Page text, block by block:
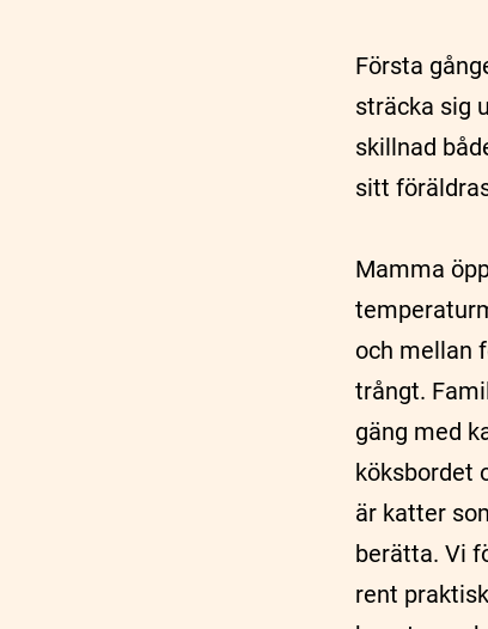
Första
sträcka sig
skillnad
sitt
Mamma
och mellan
trångt.
gäng med
köksbordet
är katter
berätta. Vi
rent